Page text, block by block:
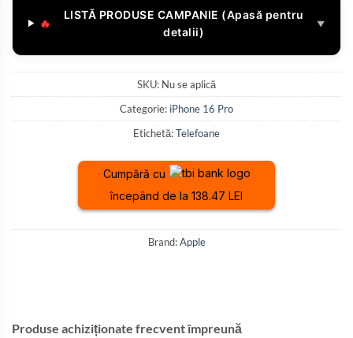
🔥
LISTĂ PRODUSE CAMPANIE (Apasă pentru
detalii)
▼
SKU: Nu se aplică
Categorie: iPhone 16 Pro
Etichetă:Telefoane
Cumpără cu
începând de la 138.47 LEI
Brand:Apple
Produse achiziționate frecvent împreună